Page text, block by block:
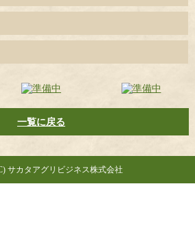
一覧に戻る
サカタアグリビジネス株式会社